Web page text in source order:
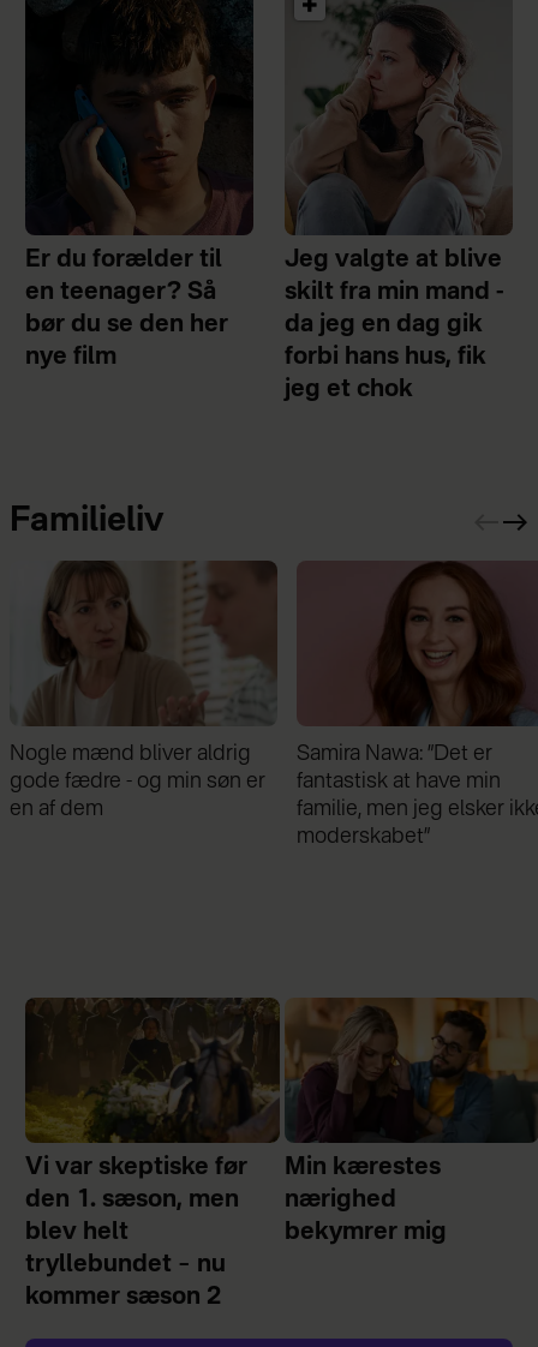
Er du forælder til
en teenager? Så
bør du se den her
nye film
Jeg valgte at blive
skilt fra min mand -
da jeg en dag gik
forbi hans hus, fik
jeg et chok
Familieliv
Nogle mænd bliver aldrig
gode fædre - og min søn er
en af dem
Samira Nawa: ”Det er
fantastisk at have min
familie, men jeg elsker
moderskabet”
Vi var skeptiske før
den 1. sæson, men
blev helt
tryllebundet – nu
kommer sæson 2
Min kærestes
nærighed
bekymrer mig